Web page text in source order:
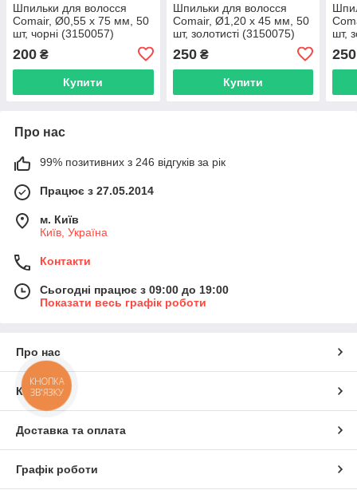
Шпильки для волосся
Comair, Ø0,55 х 75 мм, 50
шт, чорні (3150057)
200 ₴
Купити
Шпильки для волосся
Comair, Ø1,20 х 45 мм, 50
шт, золотисті (3150075)
250₴
Купити
шт,
250
Про нас
99% позитивних з 246 відгуків за рік
Працює з 27.05.2014
м. Київ
Київ, Україна
Контакти
Сьогодні працює з 09:00 до 19:00
Показати весь графік роботи
Про нас
Контакти
Доставка та оплата
Графік роботи
КНОПКА
ЗВ'ЯЗКУ